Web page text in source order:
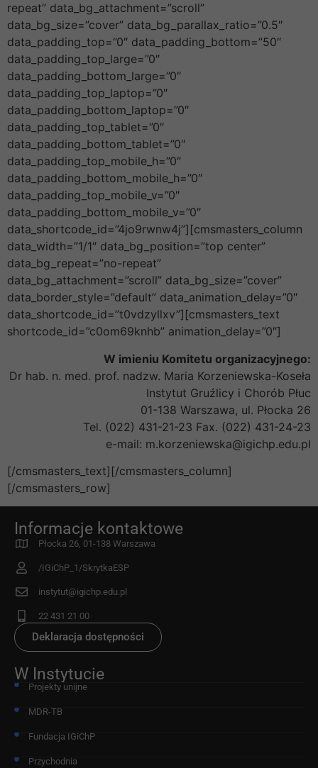
repeat” data_bg_attachment=”scroll”
data_bg_size=”cover” data_bg_parallax_ratio=”0.5″
data_padding_top=”0″ data_padding_bottom=”50″
data_padding_top_large=”0″
data_padding_bottom_large=”0″
data_padding_top_laptop=”0″
data_padding_bottom_laptop=”0″
data_padding_top_tablet=”0″
data_padding_bottom_tablet=”0″
data_padding_top_mobile_h=”0″
data_padding_bottom_mobile_h=”0″
data_padding_top_mobile_v=”0″
data_padding_bottom_mobile_v=”0″
data_shortcode_id=”4jo9rwnw4j”][cmsmasters_column
data_width=”1/1″ data_bg_position=”top center”
data_bg_repeat=”no-repeat”
data_bg_attachment=”scroll” data_bg_size=”cover”
data_border_style=”default” data_animation_delay=”0″
data_shortcode_id=”t0vdzyllxv”][cmsmasters_text
shortcode_id=”c0om69knhb” animation_delay=”0″]
W imieniu Komitetu organizacyjnego:
Dr hab. n. med. prof. nadzw. Maria Korzeniewska-Koseła
Instytut Gruźlicy i Chorób Płuc
01-138 Warszawa, ul. Płocka 26
Tel. (022) 431-21-23 Fax. (022) 431-24-23
e-mail: m.korzeniewska@igichp.edu.pl
[/cmsmasters_text][/cmsmasters_column]
[/cmsmasters_row]
Informacje kontaktowe
Płocka 26, 01-138 Warszawa
/IGiChP_1/SkrytkaESP
instytut@igichp.edu.pl
22 431 21 00
Deklaracja dostępności
W Instytucie
Projekty unijne
MDR-TB
Fundacja IGiChP
Przychodnia